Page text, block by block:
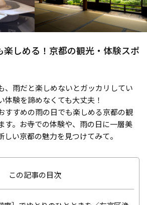
楽しめる！京都の観光・体験スポ
、雨だと楽しめないとガッカリしてい
体験を諦めなくても大丈夫！
すすめの雨の日でも楽しめる京都の観
す。お寺での体験や、雨の日に一層美
しい京都の魅力を見つけてみて。
この記事の目次